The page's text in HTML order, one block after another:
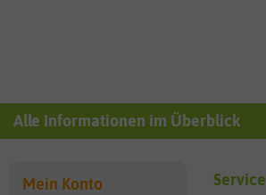
Alle Informationen im Überblick
Mein Konto Service